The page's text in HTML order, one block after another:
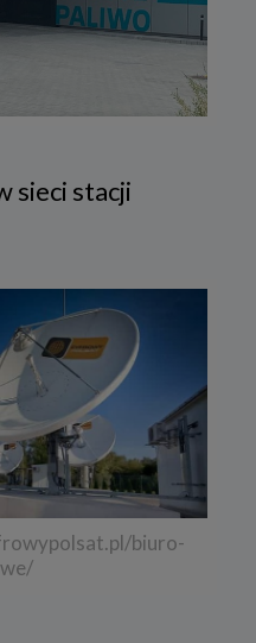
sieci stacji
biuro-